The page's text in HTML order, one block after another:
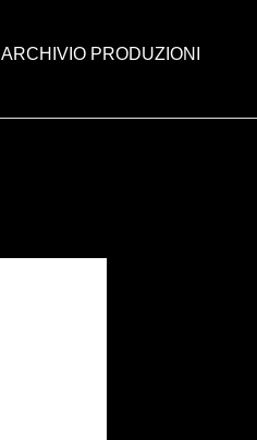
ARCHIVIO PRODUZIONI